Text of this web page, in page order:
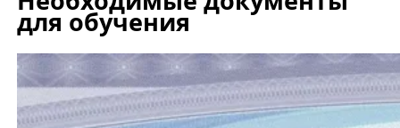
для обучения